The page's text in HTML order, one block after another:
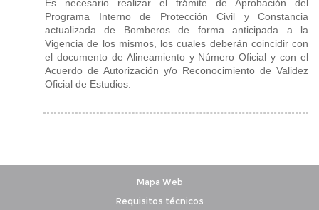
Es necesario realizar el trámite de Aprobación del
Programa Interno de Protección Civil y Constancia
actualizada de Bomberos de forma anticipada a la
Vigencia de los mismos, los cuales deberán coincidir con
el documento de Alineamiento y Número Oficial y con el
Acuerdo de Autorización y/o Reconocimiento de Validez
Oficial de Estudios.
Mapa Web
Requisitos técnicos